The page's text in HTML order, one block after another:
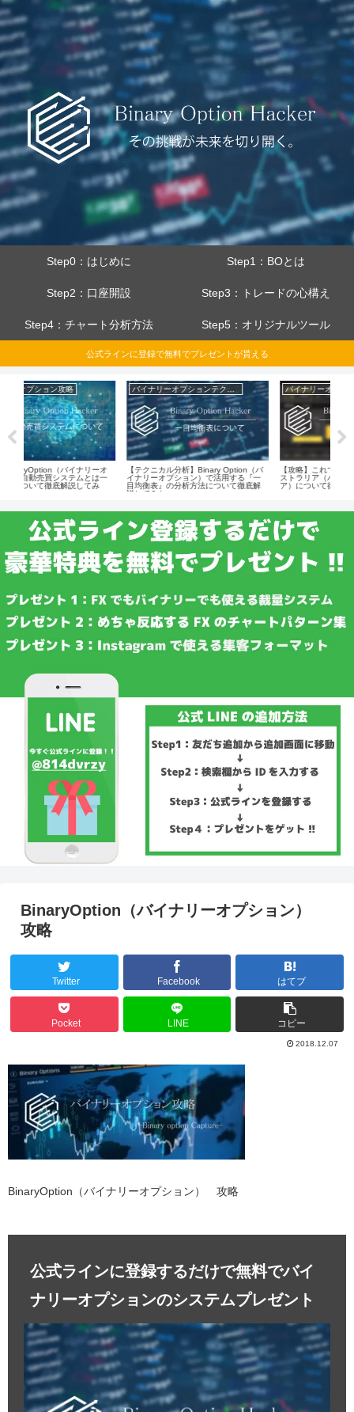
Step0：はじめに Step1：BOとは
Step2：口座開設 Step3：トレードの心構え
Step4：チャート分析方法 Step5：オリジナルツール
公式ラインに登録で無料でプレゼントが貰える
バイナリーオプションテクニカル分析
【テクニカル分析】Binary Option（バ
イナリーオプション）で活用する『一
目均衡表』の分析方法について徹底解
バイナリーオプション攻略
【攻略】これで完璧！！HighLowオー
ストラリア（ハイローオーストラリ
ア）について徹底解説してみた
BinaryOption（バイナリーオプション）
攻略
Twitter Facebook はてブ
Pocket LINE コピー
2018.12.07
BinaryOption（バイナリーオプション） 攻略
公式ラインに登録するだけで無料でバイ
ナリーオプションのシステムプレゼント